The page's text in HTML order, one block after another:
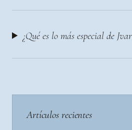
¿Qué es lo más especial de
Artículos recientes